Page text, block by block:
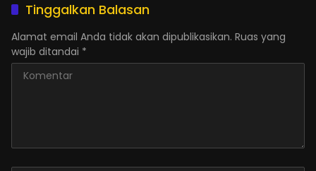
Tinggalkan Balasan
Alamat email Anda tidak akan dipublikasikan. Ruas yang
wajib ditandai *